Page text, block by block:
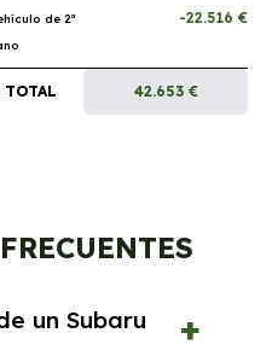
de 2ª
-22.516 €
TOTAL 42.653 €
un Subaru